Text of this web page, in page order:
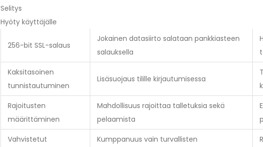
Selitys
Hyöty käyttäjälle
256-bit SSL-salaus
Jokainen datasiirto salataan pankkiasteen
salauksella
Kaksitasoinen
tunnistautuminen
Lisäsuojaus tilille kirjautumisessa
Rajoitusten
määrittäminen
Mahdollisuus rajoittaa talletuksia sekä
pelaamista
Vahvistetut
Kumppanuus vain turvallisten